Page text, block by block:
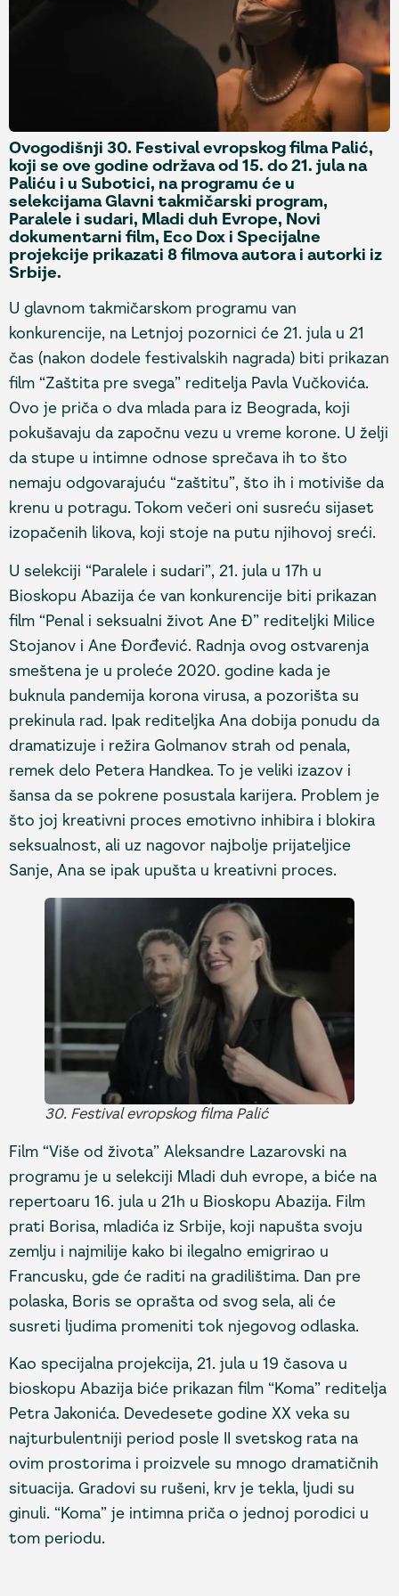
Ovogodišnji 30. Festival evropskog filma Palić,
koji se ove godine održava od 15. do 21. jula na
Paliću i u Subotici, na programu će u
selekcijama Glavni takmičarski program,
Paralele i sudari, Mladi duh Evrope, Novi
dokumentarni film, Eco Dox i Specijalne
projekcije prikazati 8 filmova autora i autorki iz
Srbije.
U glavnom takmičarskom programu van
konkurencije, na Letnjoj pozornici će 21. jula u 21
čas (nakon dodele festivalskih nagrada) biti prikazan
film “Zaštita pre svega” reditelja Pavla Vučkovića.
Ovo je priča o dva mlada para iz Beograda, koji
pokušavaju da započnu vezu u vreme korone. U želji
da stupe u intimne odnose sprečava ih to što
nemaju odgovarajuću “zaštitu”, što ih i motiviše da
krenu u potragu. Tokom večeri oni susreću sijaset
izopačenih likova, koji stoje na putu njihovoj sreći.
U selekciji “Paralele i sudari”, 21. jula u 17h u
Bioskopu Abazija će van konkurencije biti prikazan
film “Penal i seksualni život Ane Đ” rediteljki Milice
Stojanov i Ane Đorđević. Radnja ovog ostvarenja
smeštena je u proleće 2020. godine kada je
buknula pandemija korona virusa, a pozorišta su
prekinula rad. Ipak rediteljka Ana dobija ponudu da
dramatizuje i režira Golmanov strah od penala,
remek delo Petera Handkea. To je veliki izazov i
šansa da se pokrene posustala karijera. Problem je
što joj kreativni proces emotivno inhibira i blokira
seksualnost, ali uz nagovor najbolje prijateljice
Sanje, Ana se ipak upušta u kreativni proces.
30. Festival evropskog filma Palić
Film “Više od života” Aleksandre Lazarovski na
programu je u selekciji Mladi duh evrope, a biće na
repertoaru 16. jula u 21h u Bioskopu Abazija. Film
prati Borisa, mladića iz Srbije, koji napušta svoju
zemlju i najmilije kako bi ilegalno emigrirao u
Francusku, gde će raditi na gradilištima. Dan pre
polaska, Boris se oprašta od svog sela, ali će
susreti ljudima promeniti tok njegovog odlaska.
Kao specijalna projekcija, 21. jula u 19 časova u
bioskopu Abazija biće prikazan film “Koma” reditelja
Petra Jakonića. Devedesete godine XX veka su
najturbulentniji period posle II svetskog rata na
ovim prostorima i proizvele su mnogo dramatičnih
situacija. Gradovi su rušeni, krv je tekla, ljudi su
ginuli. “Koma” je intimna priča o jednoj porodici u
tom periodu.